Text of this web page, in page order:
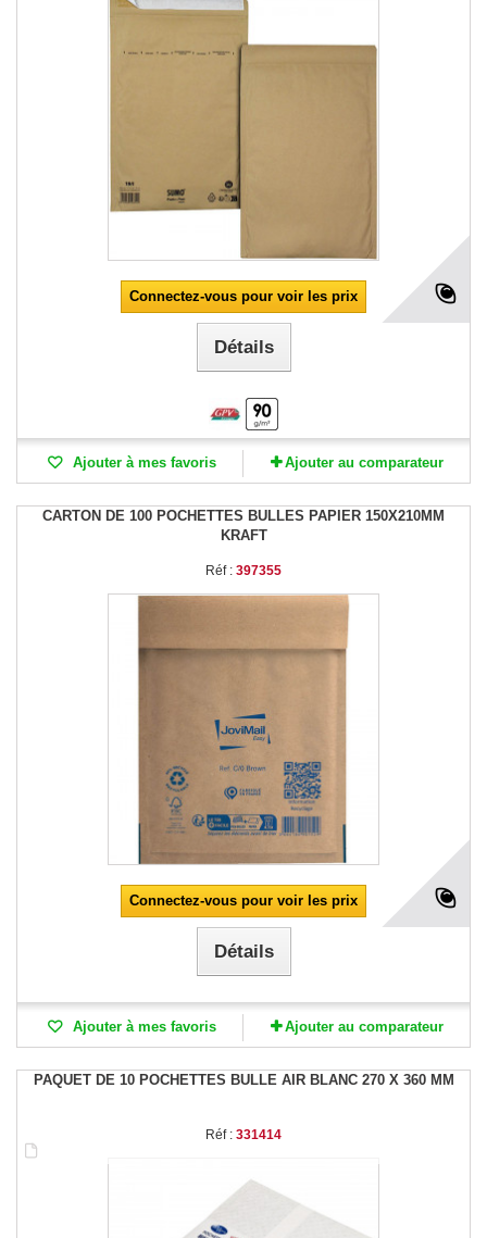
Connectez-vous pour voir les prix
Détails
Ajouter à mes favoris Ajouter au comparateur
CARTON DE 100 POCHETTES BULLES PAPIER 150X210MM
KRAFT
Réf : 397355
Connectez-vous pour voir les prix
Détails
Ajouter à mes favoris Ajouter au comparateur
PAQUET DE 10 POCHETTES BULLE AIR BLANC 270 X 360 MM
Réf : 331414